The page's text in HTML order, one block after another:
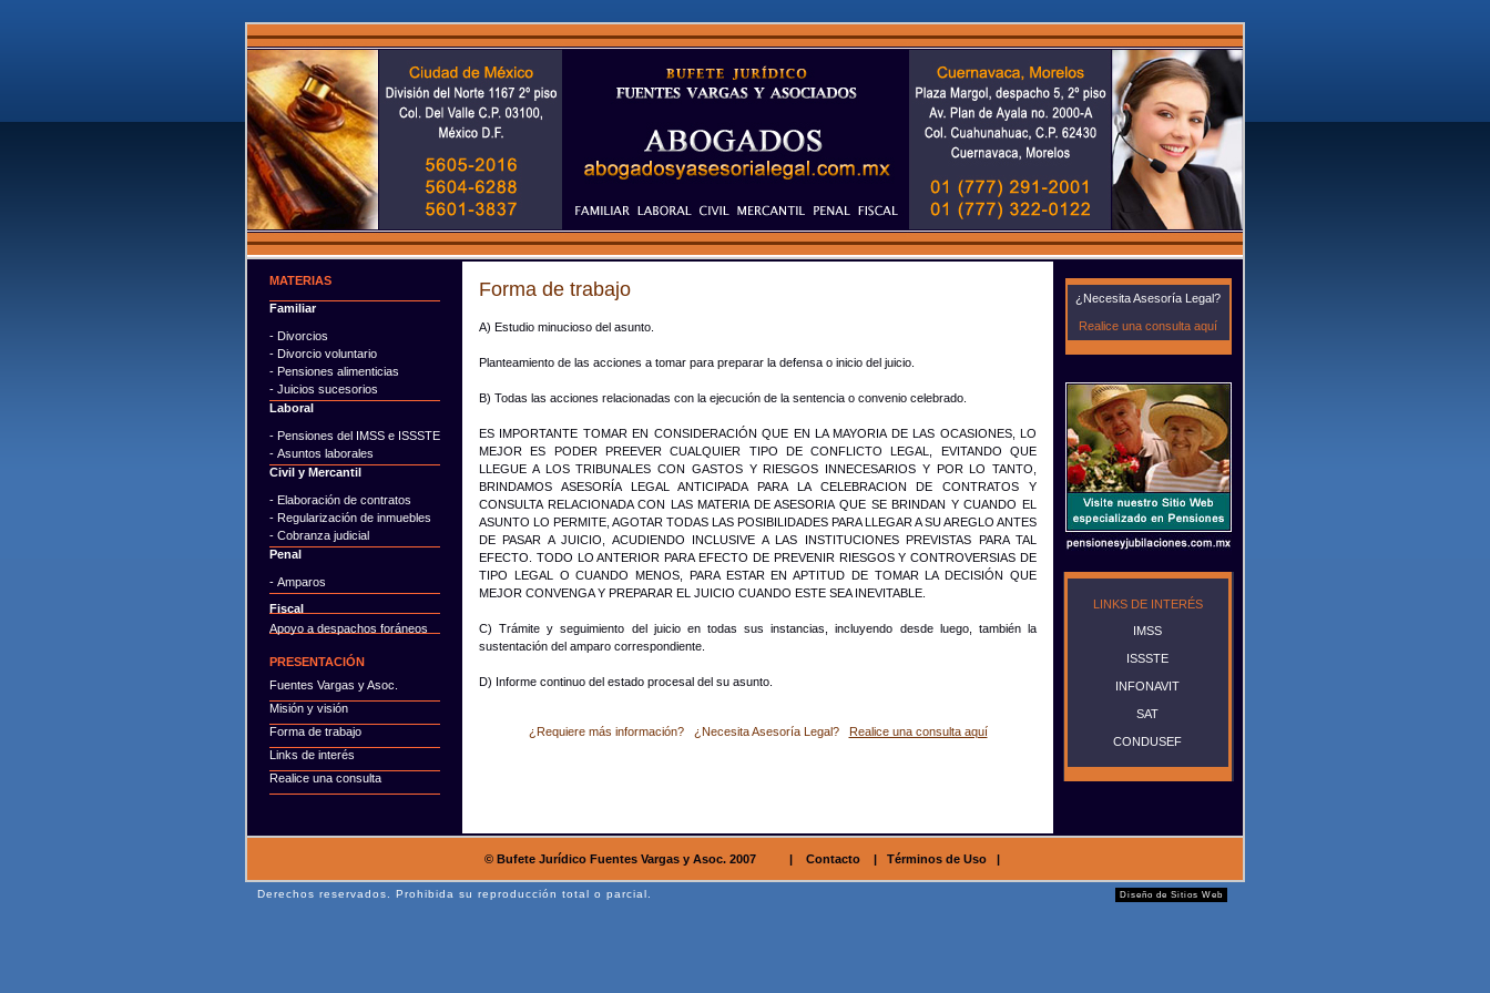
MATERIAS
Familiar
- Divorcios
- Divorcio voluntario
- Pensiones alimenticias
- Juicios sucesorios
Laboral
- Pensiones del IMSS e ISSSTE
- Asuntos laborales
Civil y Mercantil
- Elaboración de contratos
- Regularización de inmuebles
- Cobranza judicial
Penal
- Amparos
Fiscal
Apoyo a despachos foráneos
PRESENTACIÓN
Fuentes Vargas y Asoc.
Misión y visión
Forma de trabajo
Links de interés
Realice una consulta
Forma de trabajo
A) Estudio minucioso del asunto.
Planteamiento de las acciones a tomar para preparar la defensa o inicio del juicio.
B) Todas las acciones relacionadas con la ejecución de la sentencia o convenio celebrado.
ES IMPORTANTE TOMAR EN CONSIDERACIÓN QUE EN LA MAYORIA DE LAS OCASIONES, LO
MEJOR ES PODER PREEVER CUALQUIER TIPO DE CONFLICTO LEGAL, EVITANDO QUE
LLEGUE A LOS TRIBUNALES CON GASTOS Y RIESGOS INNECESARIOS Y POR LO TANTO,
BRINDAMOS ASESORÍA LEGAL ANTICIPADA PARA LA CELEBRACION DE CONTRATOS Y
CONSULTA RELACIONADA CON LAS MATERIA DE ASESORIA QUE SE BRINDAN Y CUANDO EL
ASUNTO LO PERMITE, AGOTAR TODAS LAS POSIBILIDADES PARA LLEGAR A SU AREGLO ANTES
DE PASAR A JUICIO, ACUDIENDO INCLUSIVE A LAS INSTITUCIONES PREVISTAS PARA TAL
EFECTO. TODO LO ANTERIOR PARA EFECTO DE PREVENIR RIESGOS Y CONTROVERSIAS DE
TIPO LEGAL O CUANDO MENOS, PARA ESTAR EN APTITUD DE TOMAR LA DECISIÓN QUE
MEJOR CONVENGA Y PREPARAR EL JUICIO CUANDO ESTE SEA INEVITABLE.
C) Trámite y seguimiento del juicio en todas sus instancias, incluyendo desde luego, también la
sustentación del amparo correspondiente.
D) Informe continuo del estado procesal del su asunto.
¿Requiere más información? ¿Necesita Asesoría Legal? Realice una consulta aquí
¿Necesita Asesoría Legal?
Realice una consulta aquí
LINKS DE INTERÉS
IMSS
ISSSTE
INFONAVIT
SAT
CONDUSEF
© Bufete Jurídico Fuentes Vargas y Asoc. 2007| Contacto| Términos de Uso|
Derechos reservados. Prohibida su reproducción total o parcial. Diseño de Sitios Web